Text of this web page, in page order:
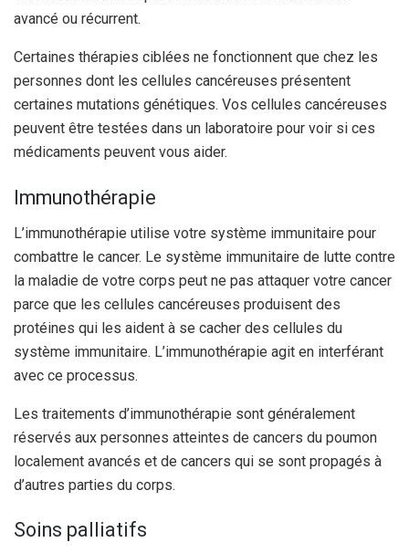
avancé ou récurrent.
Certaines thérapies ciblées ne fonctionnent que chez les
personnes dont les cellules cancéreuses présentent
certaines mutations génétiques. Vos cellules cancéreuses
peuvent être testées dans un laboratoire pour voir si ces
médicaments peuvent vous aider.
Immunothérapie
L’immunothérapie utilise votre système immunitaire pour
combattre le cancer. Le système immunitaire de lutte contre
la maladie de votre corps peut ne pas attaquer votre cancer
parce que les cellules cancéreuses produisent des
protéines qui les aident à se cacher des cellules du
système immunitaire. L’immunothérapie agit en interférant
avec ce processus.
Les traitements d’immunothérapie sont généralement
réservés aux personnes atteintes de cancers du poumon
localement avancés et de cancers qui se sont propagés à
d’autres parties du corps.
Soins palliatifs